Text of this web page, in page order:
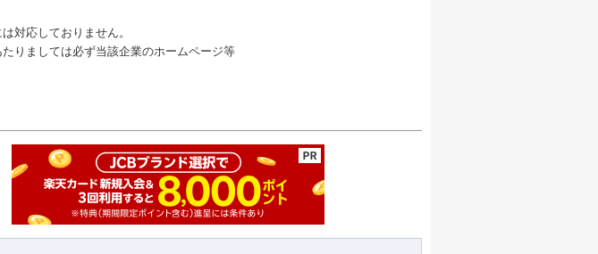
対応しておりません。
りましては必ず当該企業のホームページ等